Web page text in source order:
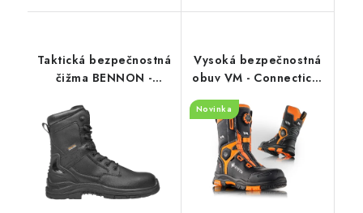
Taktická bezpečnostná
čižma BENNON -
Metallic
Vysoká bezpečnostná
obuv VM - Connecticut
7790-S7L
Novinka